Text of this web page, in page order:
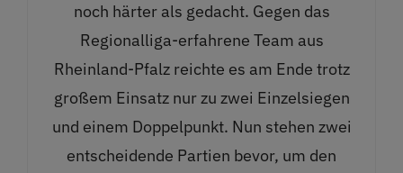
noch härter als gedacht. Gegen das
Regionalliga-erfahrene Team aus
Rheinland-Pfalz reichte es am Ende trotz
großem Einsatz nur zu zwei Einzelsiegen
und einem Doppelpunkt. Nun stehen zwei
entscheidende Partien bevor, um den